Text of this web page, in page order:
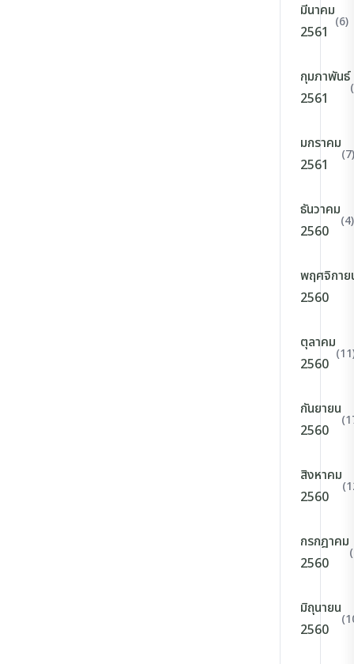
มีนาคม
2561
(6)
กุมภาพันธ์
2561
มกราคม
2561
(7)
ธันวาคม
2560
(4)
พฤศจิกาย
2560
ตุลาคม
2560
กันยายน
2560
สิงหาคม
2560
กรกฎาคม
2560
มิถุนายน
2560